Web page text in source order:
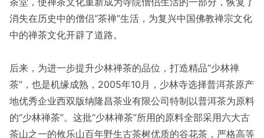
消失在历史中的僧侣“茶禅”生活，为复兴中国佛教禅宗文化
中的禅茶文化开辟了道路。
后来，为进一步提升少林禅茶的品位，打造精品“少林禅
茶”，也是机缘成熟，2005年10月，少林寺选择普洱茶原产
地优秀企业西双版纳隆昌茶业有限公司特制以普洱茶为原料
的“少林禅茶”。这批“少林禅茶”所用的原料全部采用六大古
茶山之一的攸乐山百年野生古茶树优质的谷花茶，严格高等